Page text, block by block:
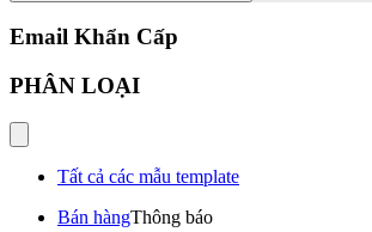
Email Khẩn Cấp
PHÂN LOẠI
Tất cả các mẫu template
Bán hàngThông báo